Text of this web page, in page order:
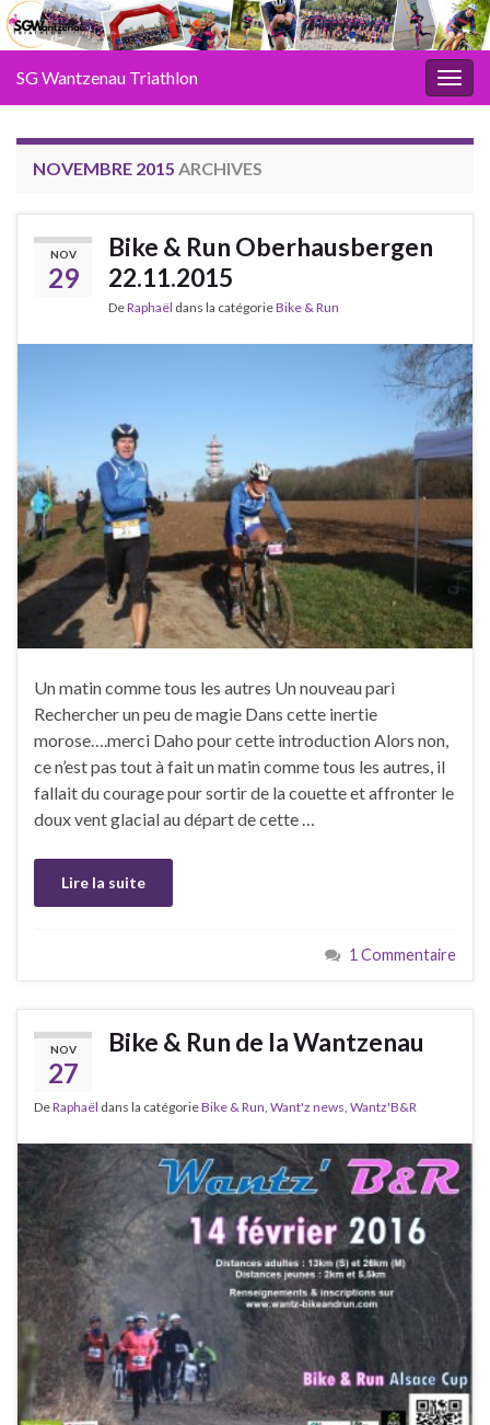
SG Wantzenau Triathlon
NOVEMBRE 2015 ARCHIVES
NOV
29
Bike & Run Oberhausbergen
22.11.2015
DeRaphaël dans la catégorieBike & Run
Un matin comme tous les autres Un nouveau pari
Rechercher un peu de magie Dans cette inertie
morose….merci Daho pour cette introduction Alors non,
ce n’est pas tout à fait un matin comme tous les autres, il
fallait du courage pour sortir de la couette et affronter le
doux vent glacial au départ de cette …
Lire la suite
1 Commentaire
NOV
27
Bike & Run de la Wantzenau
DeRaphaël dans la catégorieBike & Run Want'z news Wantz'B&R